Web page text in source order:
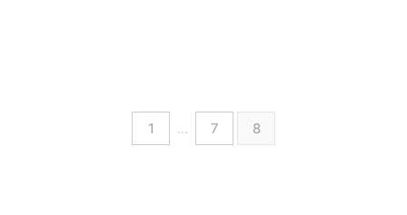
1 … 7 8